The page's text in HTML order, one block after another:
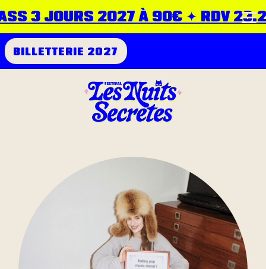
3 JOURS 2027 À 90€ ✦ RDV
BILLETTERIE 2027